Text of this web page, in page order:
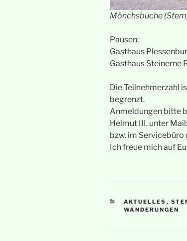
Mönchsbuche
Pausen:
Gasthaus
Gasthaus Steinerne
Die Teilnehmerzahl
begrenzt.
Anmeldungen bitte
Helmut III. unter
bzw. im
Ich freue mich auf
KATEGORIEN
AKTUELLES ,
WANDERUNGEN